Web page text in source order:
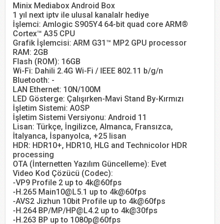
Minix Mediabox Android Box
1 yıl next iptv ile ulusal kanalalr hediye
İşlemci: Amlogic S905Y4 64-bit quad core ARM®
Cortex™ A35 CPU
Grafik İşlemcisi: ARM G31™ MP2 GPU processor
RAM: 2GB
Flash (ROM): 16GB
Wi-Fi: Dahili 2.4G Wi-Fi / IEEE 802.11 b/g/n
Bluetooth: -
LAN Ethernet: 10N/100M
LED Gösterge: Çalışırken-Mavi Stand By-Kırmızı
İşletim Sistemi: AOSP
İşletim Sistemi Versiyonu: Android 11
Lisan: Türkçe, İngilizce, Almanca, Fransızca,
İtalyanca, İspanyolca, +25 lisan
HDR: HDR10+, HDR10, HLG and Technicolor HDR
processing
OTA (İnternetten Yazılım Güncelleme): Evet
Video Kod Çözücü (Codec):
-VP9 Profile 2 up to 4k@60fps
-H.265 Main10@L5.1 up to 4k@60fps
-AVS2 Jizhun 10bit Profile up to 4k@60fps
-H.264 BP/MP/HP@L4.2 up to 4k@30fps
-H.263 BP up to 1080p@60fps